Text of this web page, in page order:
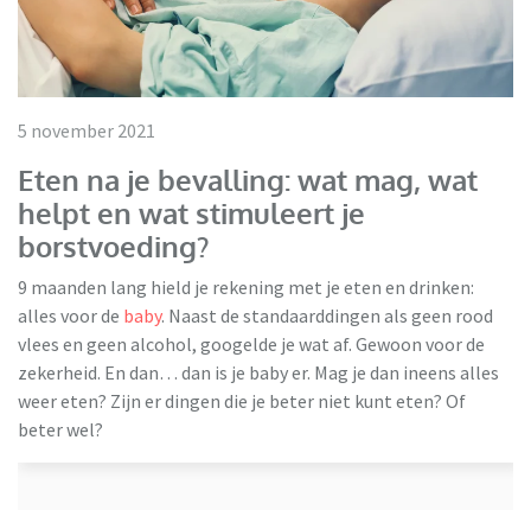
5 november 2021
Eten na je bevalling: wat mag, wat
helpt en wat stimuleert je
borstvoeding?
9 maanden lang hield je rekening met je eten en drinken:
alles voor de baby. Naast de standaarddingen als geen rood
vlees en geen alcohol, googelde je wat af. Gewoon voor de
zekerheid. En dan… dan is je baby er. Mag je dan ineens alles
weer eten? Zijn er dingen die je beter niet kunt eten? Of
beter wel?